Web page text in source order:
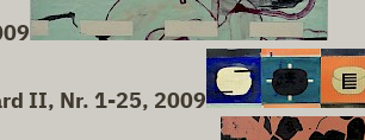
II, Nr. 1-25, 2009